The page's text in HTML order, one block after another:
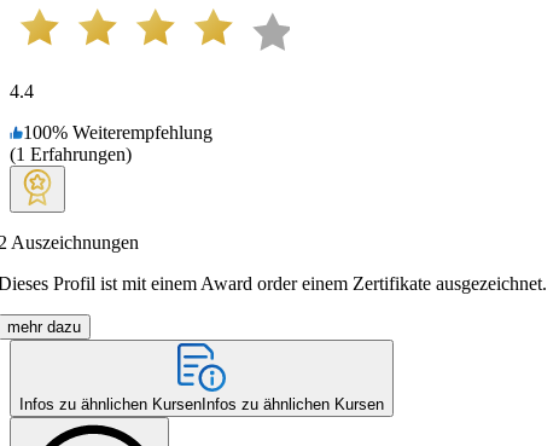
4.4
100% Weiterempfehlung
(1 Erfahrungen)
Auszeichnungen
Profil ist mit einem Award order einem Zertifikate ausgezeichnet.
mehr dazu
Infos zu ähnlichen Kursen Infos zu ähnlichen Kursen